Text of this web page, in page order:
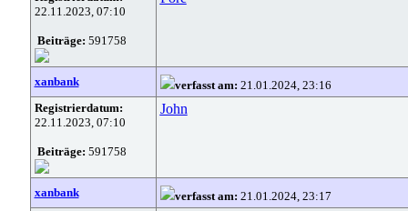
22.11.2023, 07:10
Beiträge: 591758
xanbank verfasst am: 21.01.2024, 23:16
Registrierdatum:
22.11.2023, 07:10
Beiträge: 591758
John
xanbank verfasst am: 21.01.2024, 23:17